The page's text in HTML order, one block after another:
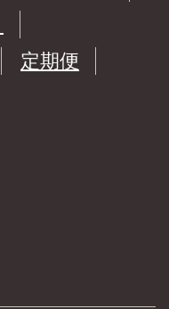
定期便